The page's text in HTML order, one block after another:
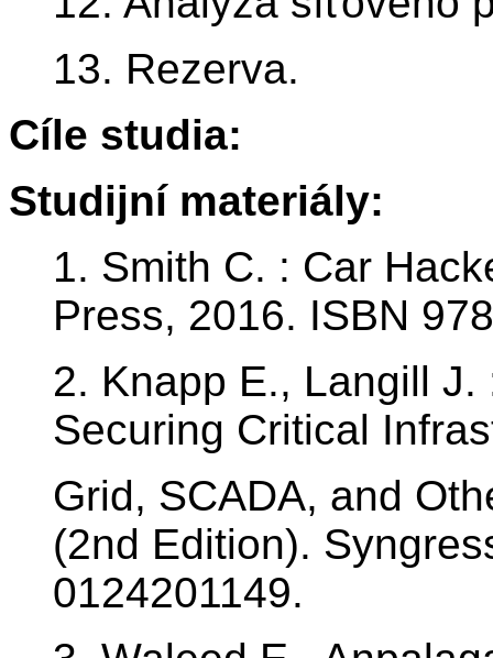
13. Rezerva.
Cíle studia:
Studijní materiály:
1. Smith C. : Car
Press, 2016. ISBN
2. Knapp E., Langill
Securing Critical
Grid, SCADA, and
(2nd Edition).
0124201149.